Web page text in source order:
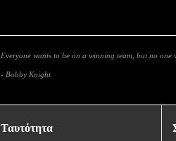
Everyone wants to be on a winning team, but no one
- Bobby Knight
Ταυτότητα